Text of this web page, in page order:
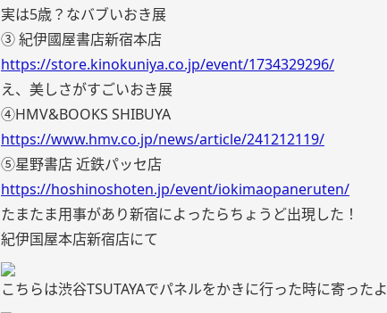
実は5歳？なバブいおき展
③ 紀伊國屋書店新宿本店
https://store.kinokuniya.co.jp/event/1734329296/
え、美しさがすごいおき展
④HMV&BOOKS SHIBUYA
https://www.hmv.co.jp/news/article/241212119/
⑤星野書店 近鉄パッセ店
https://hoshinoshoten.jp/event/iokimaopaneruten/
たまたま用事があり新宿によったらちょうど出現した！
紀伊国屋本店新宿店にて
こちらは渋谷TSUTAYAでパネルをかきに行った時に寄ったよ